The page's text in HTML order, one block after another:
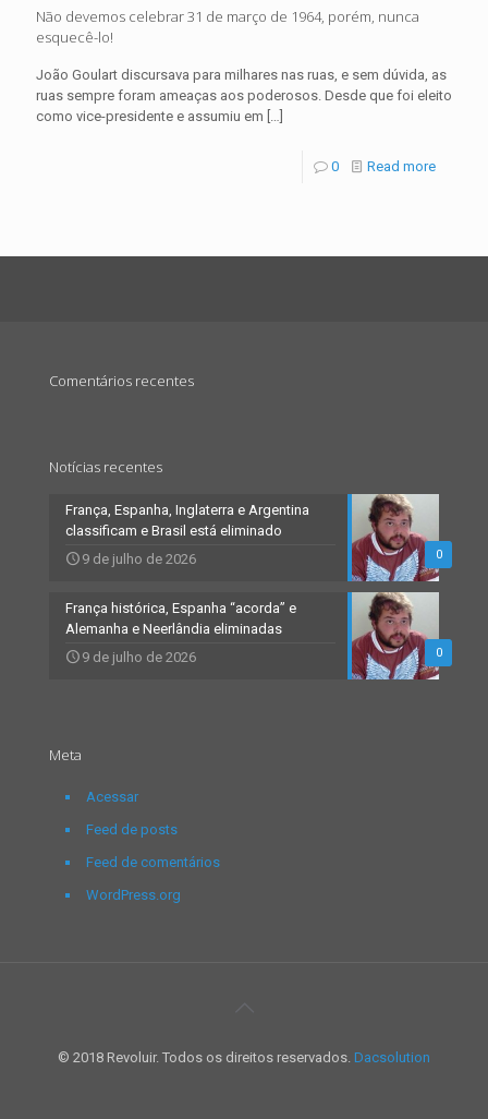
Não devemos celebrar 31 de março de 1964, porém, nunca
esquecê-lo!
João Goulart discursava para milhares nas ruas, e sem dúvida, as
ruas sempre foram ameaças aos poderosos. Desde que foi eleito
como vice-presidente e assumiu em […]
0 Read more
Comentários recentes
Notícias recentes
0
França, Espanha, Inglaterra e Argentina
classificam e Brasil está eliminado
9 de julho de 2026
0
França histórica, Espanha “acorda” e
Alemanha e Neerlândia eliminadas
9 de julho de 2026
Meta
Acessar
Feed de posts
Feed de comentários
WordPress.org
© 2018 Revoluir. Todos os direitos reservados. Dacsolution